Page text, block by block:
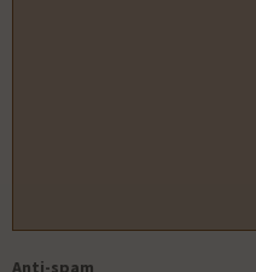
Anti-spam